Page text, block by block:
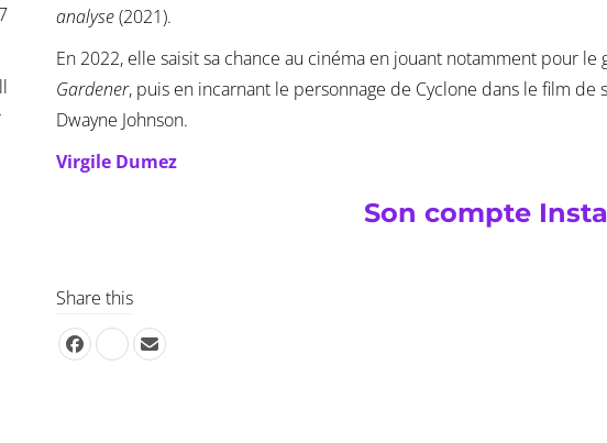
analyse(2021).
En 2022, elle saisit sa chance au cinéma en jouant notamment pour
Gardener, puis en incarnant le personnage de Cyclone dans le film de
Dwayne Johnson.
Virgile Dumez
Son compte
Share this